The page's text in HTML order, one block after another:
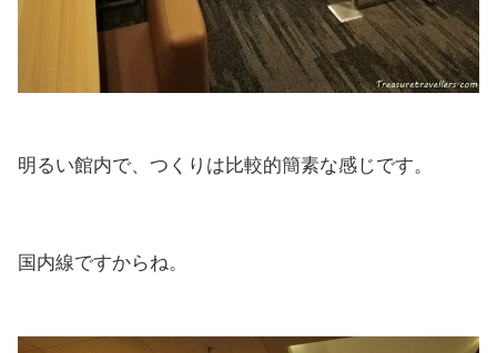
明るい館内で、つくりは比較的簡素な感じです。
国内線ですからね。